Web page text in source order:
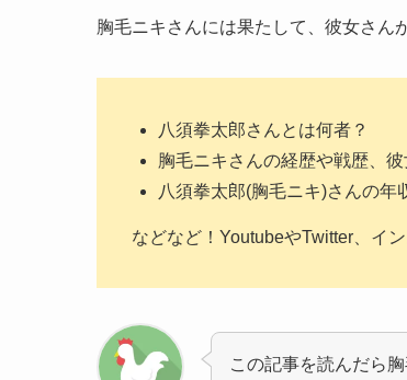
胸毛ニキさんには果たして、彼女さん
八須拳太郎さんとは何者？
胸毛ニキさんの経歴や戦歴、彼
八須拳太郎(胸毛ニキ)さんの年
などなど！YoutubeやTwitter、イ
この記事を読んだら